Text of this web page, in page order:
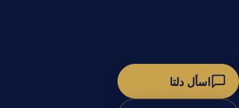
اسأل دلتا